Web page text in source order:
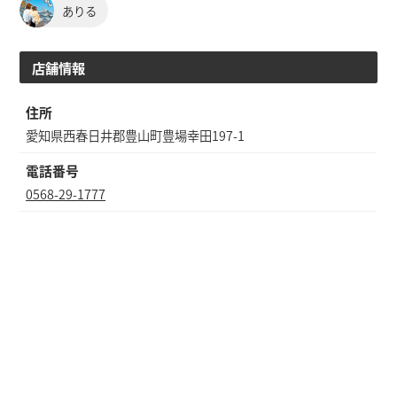
ありる
店舗情報
住所
愛知県西春日井郡豊山町豊場幸田197-1
電話番号
0568-29-1777